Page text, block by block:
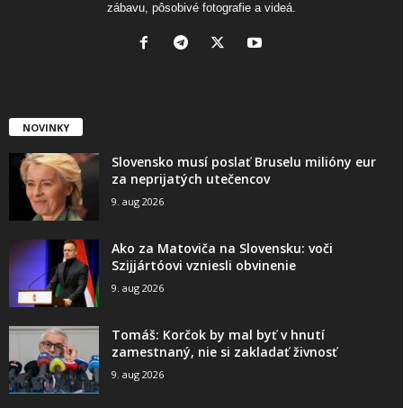
zábavu, pôsobivé fotografie a videá.
NOVINKY
Slovensko musí poslať Bruselu milióny eur
za neprijatých utečencov
9. aug 2026
Ako za Matoviča na Slovensku: voči
Szijjártóovi vzniesli obvinenie
9. aug 2026
Tomáš: Korčok by mal byť v hnutí
zamestnaný, nie si zakladať živnosť
9. aug 2026